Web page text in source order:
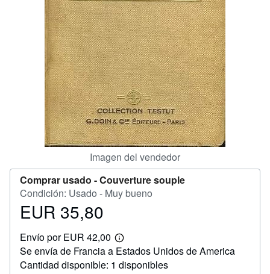
CERRAR
Imagen del vendedor
Comprar usado -Couverture souple
Condición: Usado - Muy bueno
Precio
35,80
EUR 35,80
Envío por EUR 42,00
Más
información
sobre
las
Se envía de Francia a Estados Unidos de America
Cantidad disponible: 1 disponibles